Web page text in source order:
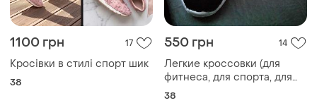
1100 грн 17
Кросівки в стилі спорт шик
38
550 грн 14
Легкие кроссовки (для
фитнеса, для спорта, для
бега)
38